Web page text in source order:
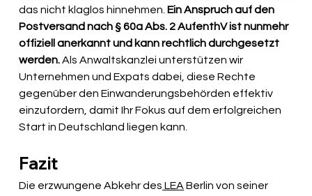
das nicht klaglos hinnehmen. Ein Anspruch auf den
Postversand nach § 60a Abs. 2 AufenthV ist nunmehr
offiziell anerkannt und kann rechtlich durchgesetzt
werden. Als Anwaltskanzlei unterstützen wir
Unternehmen und Expats dabei, diese Rechte
gegenüber den Einwanderungsbehörden effektiv
einzufordern, damit Ihr Fokus auf dem erfolgreichen
Start in Deutschland liegen kann.
Fazit
Die erzwungene Abkehr des LEA Berlin von seiner